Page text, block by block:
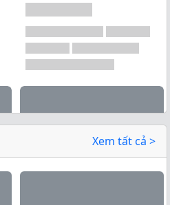
Xem tất cả >